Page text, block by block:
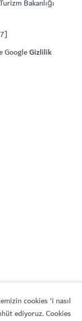
cookies 'i nasıl
ediyoruz. Cookies
Bakanlığı
GoogleGizlilik